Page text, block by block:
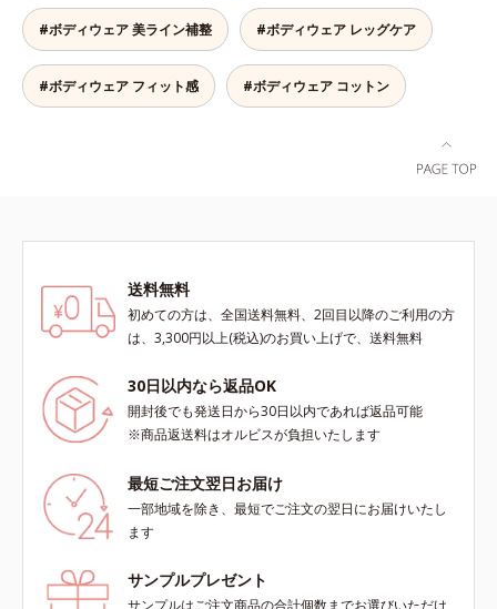
る化学繊維の夏インナーが苦手な方
にもおすすめです。
#ボディウェア 美ライン補整 #ボディウェア レッグケア
#ボディウェア フィット感 #ボディウェア コットン
送料無料
初めての方は、全国送料無料、2回目以降のご利用の方
は、3,300円以上(税込)のお買い上げで、送料無料
30日以内なら返品OK
開封後でも発送日から30日以内であれば返品可能
※商品返送料はオルビスが負担いたします
最短ご注文翌日お届け
一部地域を除き、最短でご注文の翌日にお届けいたし
ます
サンプルプレゼント
サンプルはご注文商品の合計個数までお選びいただけ